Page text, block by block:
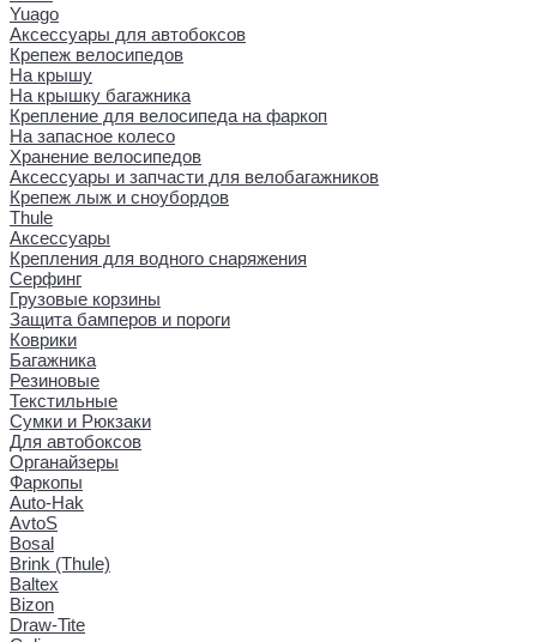
Yuago
Аксессуары для автобоксов
Крепеж велосипедов
На крышу
На крышку багажника
Крепление для велосипеда на фаркоп
На запасное колесо
Хранение велосипедов
Аксессуары и запчасти для велобагажников
Крепеж лыж и сноубордов
Thule
Аксессуары
Крепления для водного снаряжения
Серфинг
Грузовые корзины
Защита бамперов и пороги
Коврики
Багажника
Резиновые
Текстильные
Сумки и Рюкзаки
Для автобоксов
Органайзеры
Фаркопы
Auto-Hak
AvtoS
Bosal
Brink (Thule)
Baltex
Bizon
Draw-Tite